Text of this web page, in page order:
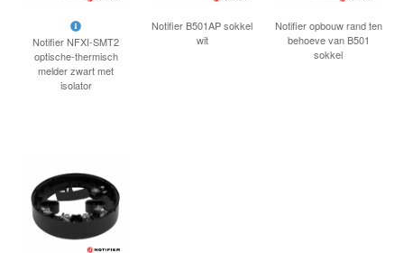
Notifier NFXI-SMT2
optische-thermisch
melder zwart met
isolator
Notifier B501AP sokkel
wit
Notifier opbouw rand ten
behoeve van B501
sokkel